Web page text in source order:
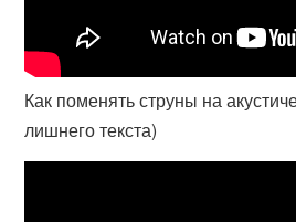
Как поменять струны на
лишнего текста)